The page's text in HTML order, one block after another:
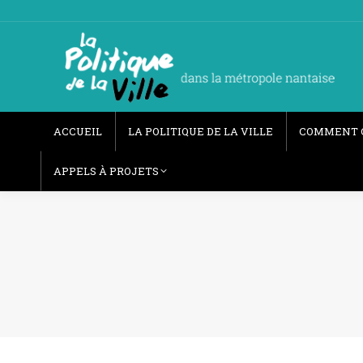
ACCUEIL LA POLITIQUE DE LA VILLE COMMENT
APPELS À PROJETS